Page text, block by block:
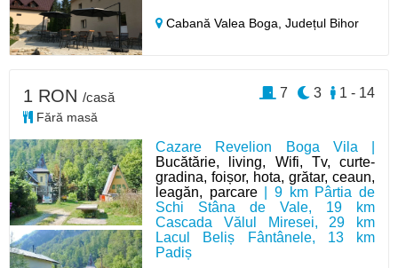
Cabană Valea Boga,Județul Bihor
Cazare Revelion Boga Vila |
Bucătărie, living, Wifi, Tv, curte-
gradina, foișor, hota, grătar, ceaun,
leagăn, parcare| 9 km Pârtia de
Schi Stâna de Vale, 19 km
Cascada Vălul Miresei, 29 km
Lacul Beliș Fântânele, 13 km
Padiș
1 RON /casă
Fără masă
1 - 14
3
7